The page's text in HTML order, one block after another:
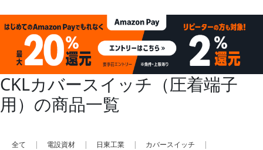
CKLカバースイッチ（圧着端子
用）の商品一覧
全て | 電設資材 | 日東工業 | カバースイッチ
|